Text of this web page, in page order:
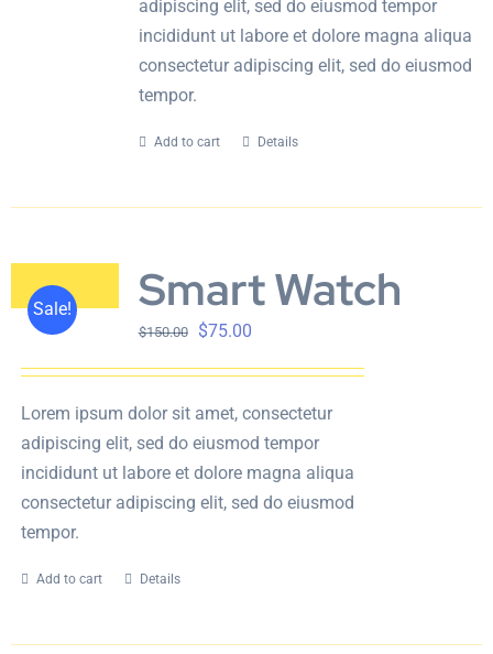
adipiscing elit, sed do eiusmod tempor
incididunt ut labore et dolore magna aliqua
consectetur adipiscing elit, sed do eiusmod
tempor.
Add to cart Details
Sale! Smart Watch
$150.00 $75.00
Lorem ipsum dolor sit amet, consectetur
adipiscing elit, sed do eiusmod tempor
incididunt ut labore et dolore magna aliqua
consectetur adipiscing elit, sed do eiusmod
tempor.
Add to cart Details